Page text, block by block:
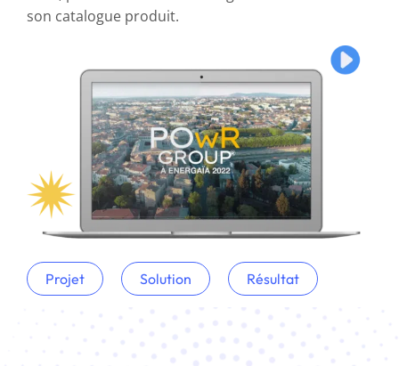
son catalogue produit.
Projet Solution Résultat